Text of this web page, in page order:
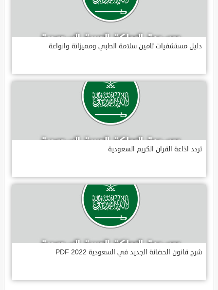
دليل مستشفيات تامين سلامة الطبي ومميزاتة وانواعة
تردد اذاعة القران الكريم السعودية
شرح قانون الحضانة الجديد في السعودية 2022 PDF